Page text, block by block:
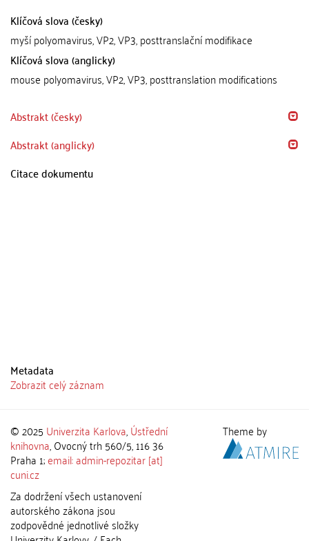
Klíčová slova (česky)
myší polyomavirus, VP2, VP3, posttranslační modifikace
Klíčová slova (anglicky)
mouse polyomavirus, VP2, VP3, posttranslation modifications
Abstrakt (česky)
Abstrakt (anglicky)
Citace dokumentu
Metadata
Zobrazit celý záznam
© 2025 Univerzita Karlova,Ústřední
knihovna, Ovocný trh 560/5, 116 36
Praha 1;email: admin-repozitar [at]
cuni.cz
Za dodržení všech ustanovení
autorského zákona jsou
zodpovědné jednotlivé složky
Theme by